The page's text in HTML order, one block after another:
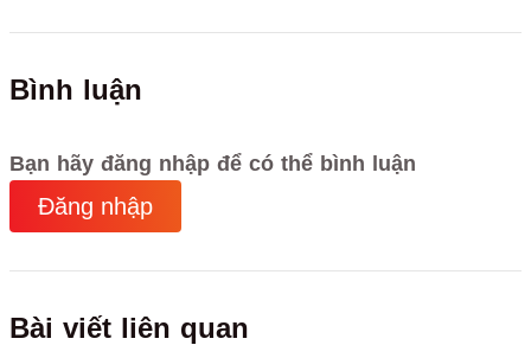
Bình luận
Bạn hãy đăng nhập để có thể bình luận
Đăng nhập
Bài viết liên quan